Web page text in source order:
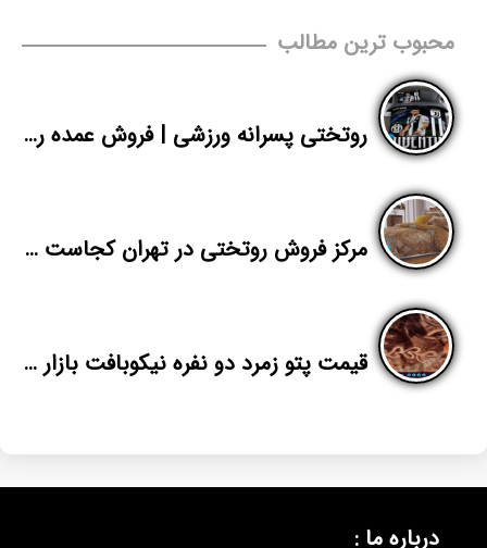
محبوب ترین مطالب
روتختی پسرانه ورزشی | فروش عمده روتختی یک نفره | پاندا
مرکز فروش روتختی در تهران کجاست | تولید انواع روتختی یک نفره و دونفره | پاندا
قیمت پتو زمرد دو نفره نیکوبافت بازار تهران
درباره ما :